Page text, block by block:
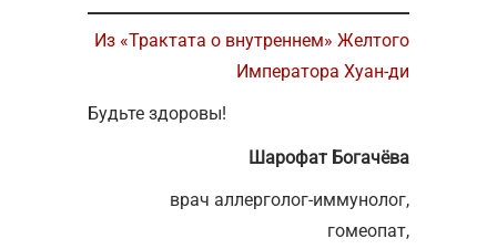
Из «Трактата о внутреннем» Желтого
Императора Хуан-ди
Будьте здоровы!
Шарофат Богачёва
врач аллерголог-иммунолог,
гомеопат,